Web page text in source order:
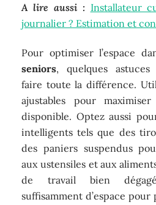
A lire aussi : Installateur
journalier ? Estimation et
Pour optimiser l’espace
seniors, quelques
faire toute la différence.
ajustables pour maximiser
disponible. Optez aussi
intelligents tels que des
des paniers suspendus
aux ustensiles et aux
de travail bien
suffisamment d’espace